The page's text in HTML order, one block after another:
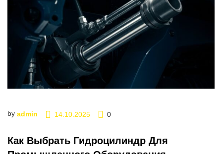
by admin 14.10.2025 0
Как Выбрать Гидроцилиндр Для